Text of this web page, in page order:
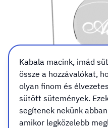
Kabala macink, imád
össze a hozzávalókat,
olyan finom és
sütött sütemények.
segítenek nekünk
amikor legközelebb